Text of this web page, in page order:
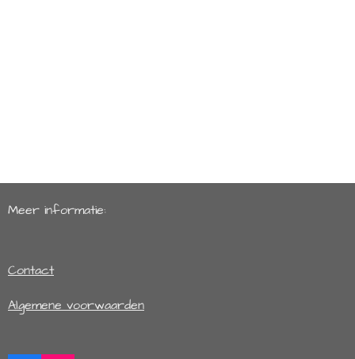
Meer informatie:
Contact
Algemene voorwaarden